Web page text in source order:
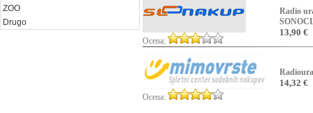
ZOO
Drugo
Ocena:
Radio
13,90 €
Ocena:
14,32 €